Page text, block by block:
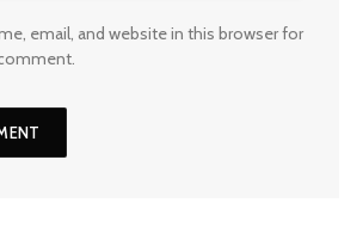
email, and website in this browser for